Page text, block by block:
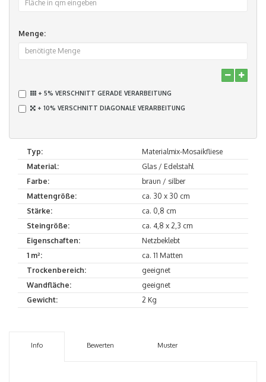
Menge:
+ 5% VERSCHNITT GERADE VERARBEITUNG
+ 10% VERSCHNITT DIAGONALE VERARBEITUNG
Typ:
Materialmix-Mosaikfliese
Material:
Glas / Edelstahl
Farbe:
braun / silber
Mattengröße:
ca. 30 x 30 cm
Stärke:
ca. 0,8 cm
Steingröße:
ca. 4,8 x 2,3 cm
Eigenschaften:
Netzbeklebt
1 m²:
ca. 11 Matten
Trockenbereich:
geeignet
Wandfläche:
geeignet
Gewicht:
2 Kg
Info Bewerten Muster